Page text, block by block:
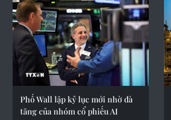
Phố Wall lập kỷ lục mới nhờ đà
tăng của nhóm cổ phiếu AI